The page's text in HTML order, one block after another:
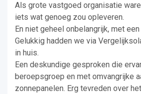
Als grote vastgoed organisatie
iets wat genoeg zou opleveren.
En niet geheel onbelangrijk, met
Gelukkig hadden we via
in huis.
Een deskundige gesproken die
beroepsgroep en met omvangrijke
zonnepanelen. Erg tevreden over